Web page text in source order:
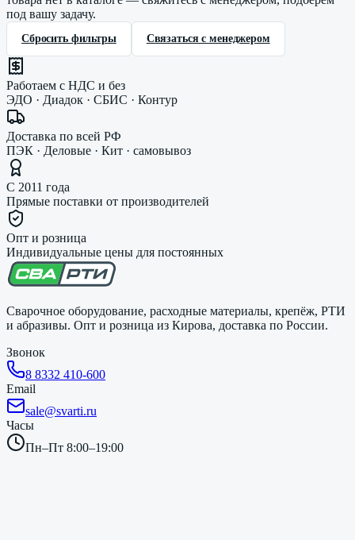
под вашу задачу.
Сбросить фильтры Связаться с менеджером
Работаем с НДС и без
ЭДО · Диадок · СБИС · Контур
Доставка по всей РФ
ПЭК · Деловые · Кит · самовывоз
С 2011 года
Прямые поставки от производителей
Опт и розница
Индивидуальные цены для постоянных
Сварочное оборудование, расходные материалы, крепёж, РТИ
и абразивы. Опт и розница из Кирова, доставка по России.
Звонок
8 8332 410-600
Email
sale@svarti.ru
Часы
Пн–Пт 8:00–19:00